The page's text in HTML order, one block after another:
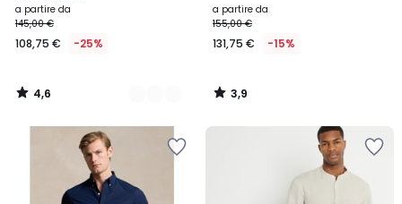
a partire da
145,00 €
108,75 € -25%
4,6
/
a partire da
155,00 €
131,75 € -15%
3,9
/